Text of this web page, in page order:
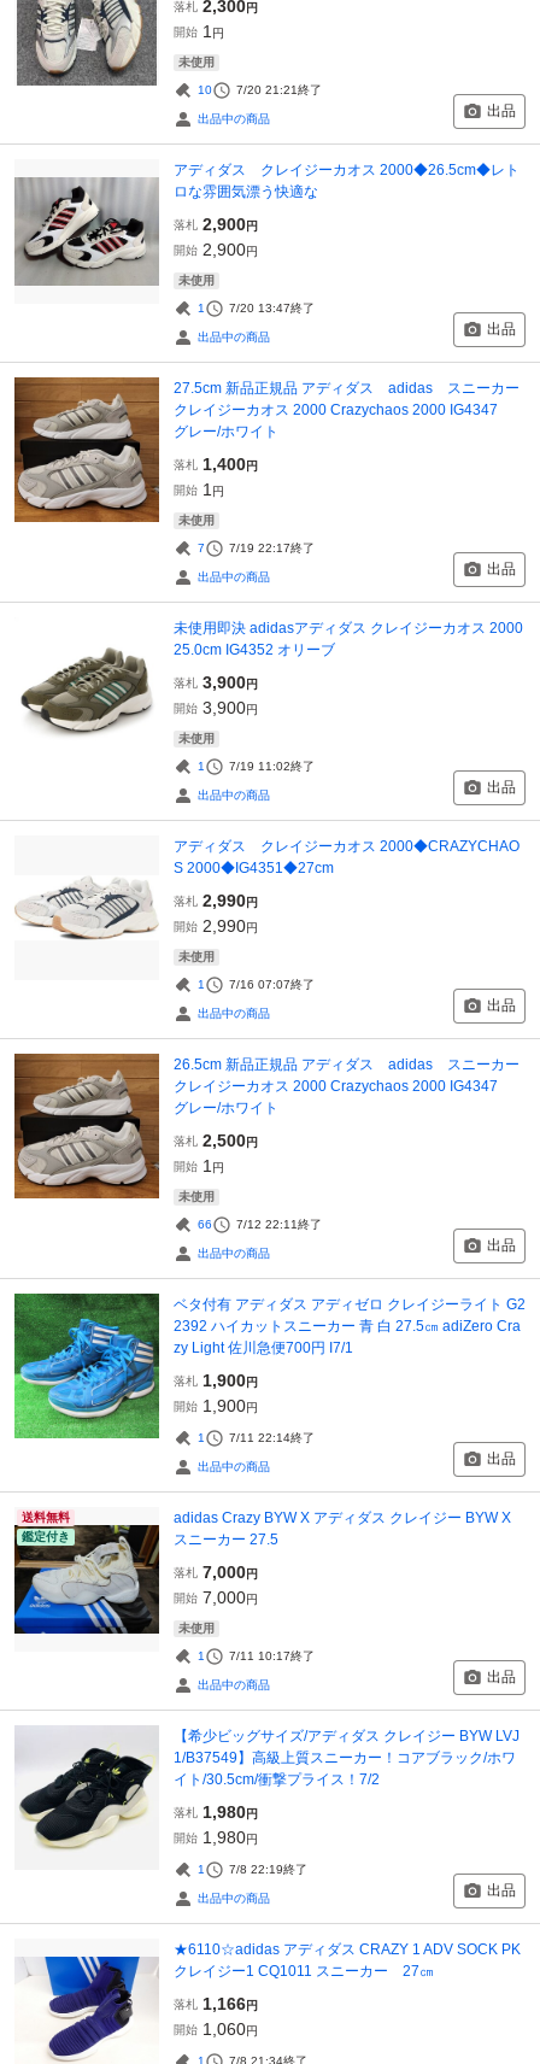
落札 2,300円
開始 1 円
未使用
10 7/20 21:21終了
出品中の商品 出品
アディダス クレイジーカオス 2000◆26.5cm◆レト
ロな雰囲気漂う快適な
落札 2,900円
開始 2,900円
未使用
1 7/20 13:47終了
出品中の商品 出品
27.5cm 新品正規品 アディダス adidas スニーカー
クレイジーカオス 2000 Crazychaos 2000 IG4347
グレー/ホワイト
落札 1,400円
開始 1 円
未使用
7 7/19 22:17終了
出品中の商品 出品
未使用即決 adidasアディダス クレイジーカオス 2000
25.0cm IG4352 オリーブ
落札 3,900円
開始 3,900円
未使用
1 7/19 11:02終了
出品中の商品 出品
アディダス クレイジーカオス 2000◆CRAZYCHAO
S 2000◆IG4351◆27cm
落札 2,990円
開始 2,990円
未使用
1 7/16 07:07終了
出品中の商品 出品
26.5cm 新品正規品 アディダス adidas スニーカー
クレイジーカオス 2000 Crazychaos 2000 IG4347
グレー/ホワイト
落札 2,500円
開始 1 円
未使用
66 7/12 22:11終了
出品中の商品 出品
ベタ付有 アディダス アディゼロ クレイジーライト G2
2392 ハイカットスニーカー 青 白 27.5㎝ adiZero Cra
zy Light 佐川急便700円 I7/1
落札 1,900円
開始 1,900円
1 7/11 22:14終了
出品中の商品 出品
送料無料
鑑定付き
adidas Crazy BYW X アディダス クレイジー BYW X
スニーカー 27.5
落札 7,000円
開始 7,000円
未使用
1 7/11 10:17終了
出品中の商品 出品
【希少ビッグサイズ/アディダス クレイジー BYW LVJ
1/B37549】高級上質スニーカー！コアブラック/ホワ
イト/30.5cm/衝撃プライス！7/2
落札 1,980円
開始 1,980円
1 7/8 22:19終了
出品中の商品 出品
★6110☆adidas アディダス CRAZY 1 ADV SOCK PK
クレイジー1 CQ1011 スニーカー 27㎝
落札 1,166円
開始 1,060円
1 7/8 21:34終了